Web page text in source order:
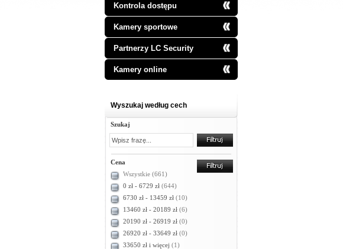
Kontrola dostępu
Kamery sportowe
Partnerzy LC Security
Kamery online
Wyszukaj według cech
Szukaj
Cena
Wszystkie (661)
0 zł - 6729 zł (644)
6730 zł - 13459 zł (10)
13460 zł - 20189 zł (6)
20190 zł - 26919 zł (0)
26920 zł - 33649 zł (0)
33650 zł i więcej (1)